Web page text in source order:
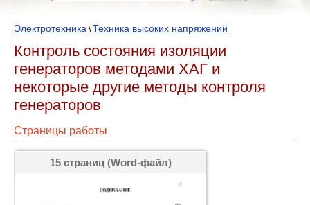
Электротехника \Техника высоких напряжений
Контроль состояния изоляции
генераторов методами ХАГ и
некоторые другие методы контроля
генераторов
Страницы работы
15 страниц (Word-файл)